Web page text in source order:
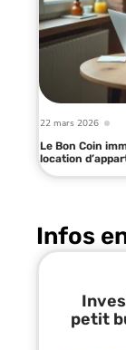
22 mars 2026
Le Bon Coin
location
Infos
petit